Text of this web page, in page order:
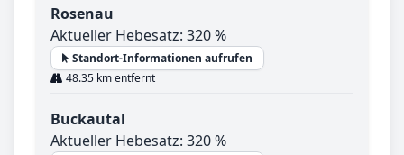
Rosenau
Aktueller Hebesatz: 320 %
Standort-Informationen aufrufen
48.35 km entfernt
Buckautal
Aktueller Hebesatz: 320 %